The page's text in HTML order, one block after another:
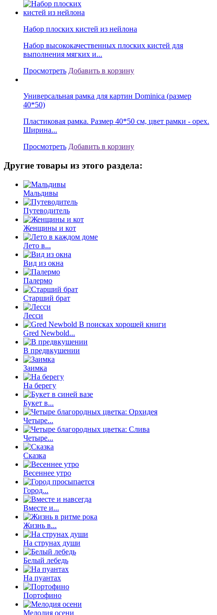
Набор плоских кистей из нейлона
Набор высококачественных плоских кистей для
выполнения мягких и...
Просмотреть Добавить в корзину
Универсальная рамка для картин Dominica (размер
40*50)
Пластиковая рамка. Размер 40*50 см, цвет рамки - орех.
Ширина...
Просмотреть Добавить в корзину
Другие товары из этого раздела:
Мальдивы
Путеводитель
Женщины и кот
Лето в...
Вид из окна
Палермо
Старший брат
Лесси
Gred Newbold...
В предвкушении
Заимка
На берегу
Букет в...
Четыре...
Четыре...
Сказка
Весеннее утро
Город...
Вместе и...
Жизнь в...
На струнах души
Белый лебедь
На пуантах
Портофино
Мелодия осени